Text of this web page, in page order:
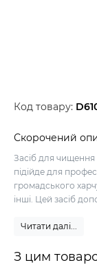
Код товару:
Скорочений
Засіб для чищення
підійде для
громадського
інші. Цей засіб
Читати далі...
З цим